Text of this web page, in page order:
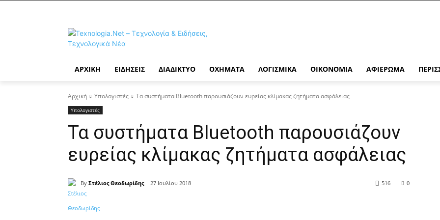
ΑΡΧΙΚΉ ΕΙΔΉΣΕΙΣ ΔΙΑΔΊΚΤΥΟ ΟΧΉΜΑΤΑ ΛΟΓΙΣΜΙΚΆ ΟΙΚΟΝΟΜΊΑ ΑΦΙΈΡΩΜΑ
Αρχική Υπολογιστές Τα συστήματα Bluetooth παρουσιάζουν ευρείας κλίμακας ζητήματα ασφάλειας
Υπολογιστές
Τα συστήματα Bluetooth παρουσιάζουν
ευρείας κλίμακας ζητήματα ασφάλειας
By Στέλιος Θεοδωρίδης 27 Ιουλίου 2018 0
516
Κοινοποίηση